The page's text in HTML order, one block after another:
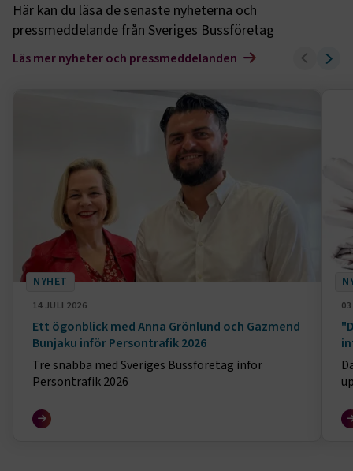
Här kan du läsa de senaste nyheterna och
pressmeddelande från Sveriges Bussföretag
Läs mer nyheter och pressmeddelanden
NYHET
14 JULI 2026
Ett ögonblick med Anna Grönlund och Gazmend
Bunjaku inför Persontrafik 2026
Tre snabba med Sveriges Bussföretag inför
Persontrafik 2026